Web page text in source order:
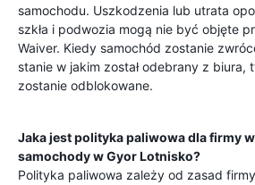
samochodu. Uszkodzenia lub utrata
szkła i podwozia mogą nie być objęte
Waiver. Kiedy samochód zostanie
stanie w jakim został odebrany z biura,
zostanie odblokowane.
Jaka jest polityka paliwowa dla firmy
samochody wGyor Lotnisko?
Polityka paliwowa zależy od zasad